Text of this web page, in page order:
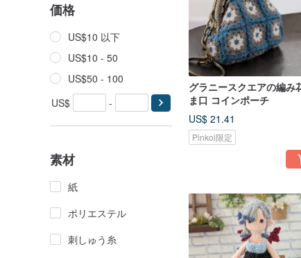
価格
US$10 以下
US$10 - 50
US$50 - 100
US$
-
素材
紙
ポリエステル
刺しゅう糸
グラニースクエアの編み
ま口 コインポーチ
US$ 21.41
Pinkoi限定